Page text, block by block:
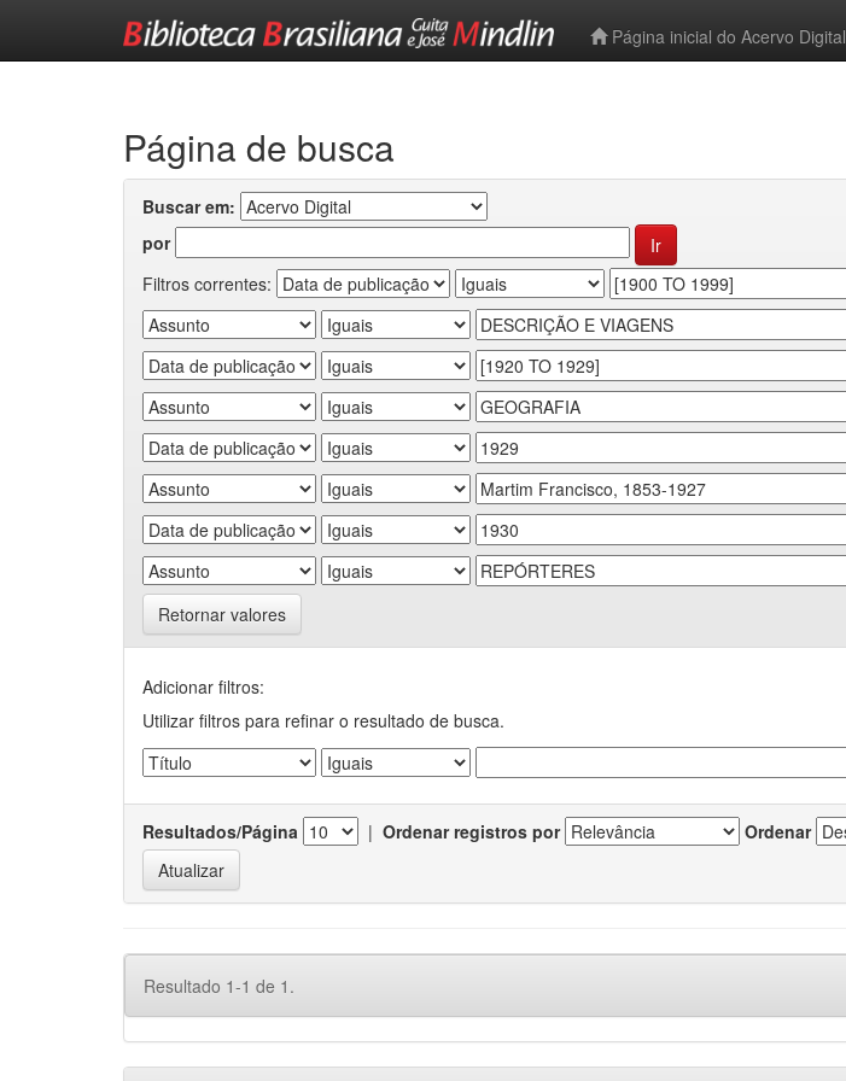
Página inicial do Acervo Digital
Página de busca
Buscar em:
por
Filtros correntes:
Retornar valores
Adicionar filtros:
Utilizar filtros para refinar o resultado de busca.
Resultados/Página | Ordenar registros por Ordenar
Resultado 1-1 de 1.